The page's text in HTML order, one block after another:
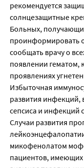
рекомендуется
солнцезащитные
Больных,
проинформировать
сообщать врачу о
появлении гематом,
проявлениях
Избыточная
развития инфекций,
сепсиса и инфекций
Случаи развития
микофенолатом
пациентов,